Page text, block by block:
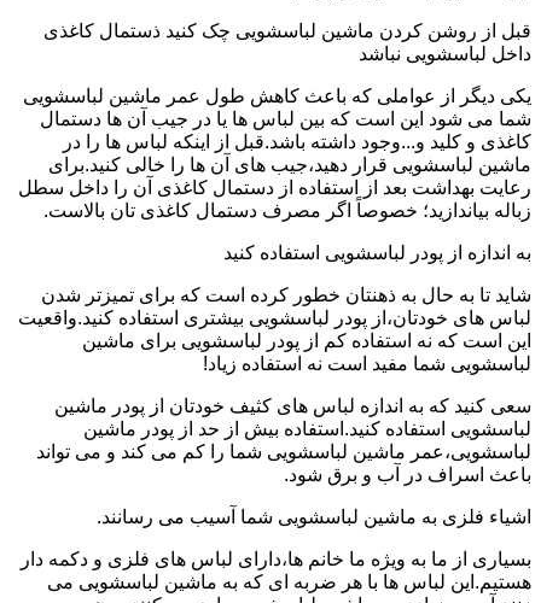
قبل از روشن کردن ماشین لباسشویی چک کنید ذستمال کاغذی
داخل لباسشویی نباشد
یکی دیگر از عواملی که باعث کاهش طول عمر ماشین لباسشویی
شما می شود این است که بین لباس ها یا در جیب آن ها دستمال
کاغذی و کلید و...وجود داشته باشد.قبل از اینکه لباس ها را در
ماشین لباسشویی قرار دهید،جیب های آن ها را خالی کنید.برای
رعایت بهداشت بعد از استفاده از دستمال کاغذی آن را داخل سطل
زباله بیاندازید؛ خصوصاً اگر مصرف دستمال کاغذی تان بالاست.
به اندازه از پودر لباسشویی استفاده کنید
شاید تا به حال به ذهنتان خطور کرده است که برای تمیزتر شدن
لباس های خودتان،از پودر لباسشویی بیشتری استفاده کنید.واقعیت
این است که نه استفاده کم از پودر لباسشویی برای ماشین
لباسشویی شما مفید است نه استفاده زیاد!
سعی کنید که به اندازه لباس های کثیف خودتان از پودر ماشین
لباسشویی استفاده کنید.استفاده بیش از حد از پودر ماشین
لباسشویی،عمر ماشین لباسشویی شما را کم می کند و می تواند
باعث اسراف در آب و برق شود.
اشیاء فلزی به ماشین لباسشویی شما آسیب می رسانند.
بسیاری از ما به ویژه ما خانم ها،دارای لباس های فلزی و دکمه دار
هستیم.این لباس ها با هر ضربه ای که به ماشین لباسشویی می